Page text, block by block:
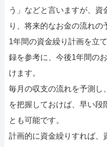
う」などと言いますが、
り、将来的なお金の流れの
1年間の資金繰り計画を立
録を参考に、今後1年間の
けます。
毎月の収支の流れを予測し
を把握しておけば、早い段
とも可能です。
計画的に資金繰りすれば、